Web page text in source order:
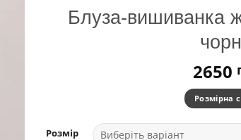
Блуза-вишиванка
2650
Розмірна
Розмір